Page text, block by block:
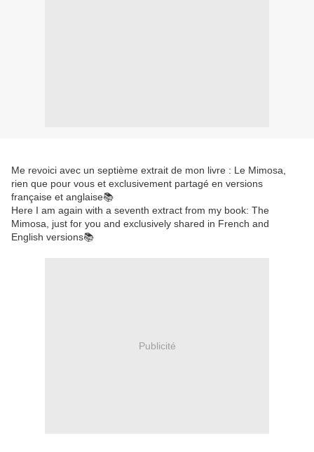
Me revoici avec un septième extrait de mon livre : Le Mimosa,
rien que pour vous et exclusivement partagé en versions
française et anglaise📚
Here I am again with a seventh extract from my book: The
Mimosa, just for you and exclusively shared in French and
English versions📚
Publicité